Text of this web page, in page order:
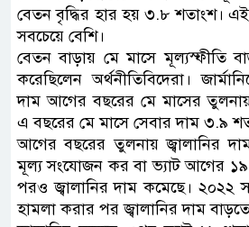
বেতন বৃদ্ধির হার হয় ৩.৮ শতাংশ।
সবচেয়ে বেশি।
বেতন বাড়ায় মে মাসে মূল্যস্ফীতি
করেছিলেন অর্থনীতিবিদেরা।
দাম আগের বছরের মে মাসের
এ বছরের মে মাসে সেবার দাম ৩.৯
আগের বছরের তুলনায় জ্বালানির
মূল্য সংযোজন কর বা ভ্যাট আগের ১৯
পরও জ্বালানির দাম কমেছে। ২০২২
হামলা করার পর জ্বালানির দাম